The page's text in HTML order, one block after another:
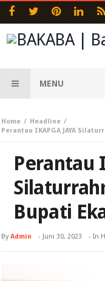
MENU
Home
Headline
Perantau IKAPGA JAYA
Perantau
Bupati
ByAdmin - Juni 30, 2023 - In